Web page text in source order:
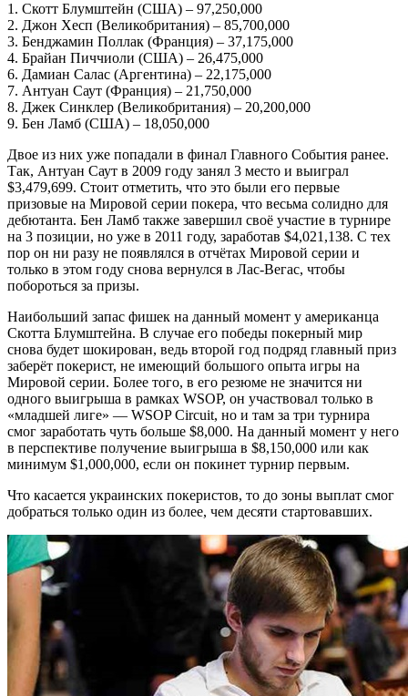
1. Скотт Блумштейн (США) – 97,250,000
2. Джон Хесп (Великобритания) – 85,700,000
3. Бенджамин Поллак (Франция) – 37,175,000
4. Брайан Пиччиоли (США) – 26,475,000
6. Дамиан Салас (Аргентина) – 22,175,000
7. Антуан Саут (Франция) – 21,750,000
8. Джек Синклер (Великобритания) – 20,200,000
9. Бен Ламб (США) – 18,050,000
Двое из них уже попадали в финал Главного События ранее.
Так, Антуан Саут в 2009 году занял 3 место и выиграл
$3,479,699. Стоит отметить, что это были его первые
призовые на Мировой серии покера, что весьма солидно для
дебютанта. Бен Ламб также завершил своё участие в турнире
на 3 позиции, но уже в 2011 году, заработав $4,021,138. С тех
пор он ни разу не появлялся в отчётах Мировой серии и
только в этом году снова вернулся в Лас-Вегас, чтобы
побороться за призы.
Наибольший запас фишек на данный момент у американца
Скотта Блумштейна. В случае его победы покерный мир
снова будет шокирован, ведь второй год подряд главный приз
заберёт покерист, не имеющий большого опыта игры на
Мировой серии. Более того, в его резюме не значится ни
одного выигрыша в рамках WSOP, он участвовал только в
«младшей лиге» — WSOP Circuit, но и там за три турнира
смог заработать чуть больше $8,000. На данный момент у него
в перспективе получение выигрыша в $8,150,000 или как
минимум $1,000,000, если он покинет турнир первым.
Что касается украинских покеристов, то до зоны выплат смог
добраться только один из более, чем десяти стартовавших.